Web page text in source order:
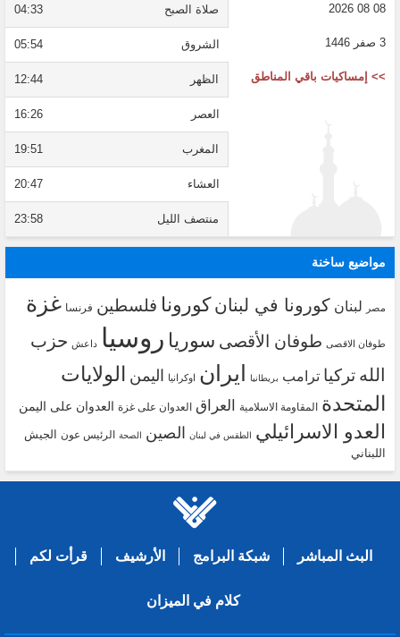
08 08 2026
3 صفر 1446
>> إمساكيات باقي المناطق
صلاة الصبح 04:33
الشروق 05:54
الظهر 12:44
العصر 16:26
المغرب 19:51
العشاء 20:47
منتصف الليل 23:58
مواضيع ساخنة
مصر لبنان كورونا في لبنان كورونا فلسطين فرنسا غزة
طوفان الاقصى طوفان الأقصى سوريا روسيا داعش
حزب
الله تركيا ترامب بريطانيا ايران اوكرانيا اليمن الولايات
المتحدة المقاومة الاسلامية العراق العدوان على غزة العدوان على اليمن
العدو الاسرائيلي الطقس في لبنان الصين الصحة الرئيس عون
الجيش
اللبناني
البث المباشر شبكة البرامج الأرشيف قرأت لكم
كلام في الميزان